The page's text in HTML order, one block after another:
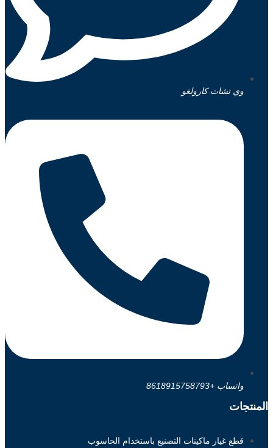
وي تشات كارولغو
واتساب +8618915758793
المنتجات
قطع غيار ماكينات التصنيع باستخدام الحاسوب